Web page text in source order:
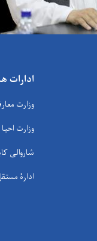
ادارات
وزارت
وزارت
شاروالی
ادارۀ